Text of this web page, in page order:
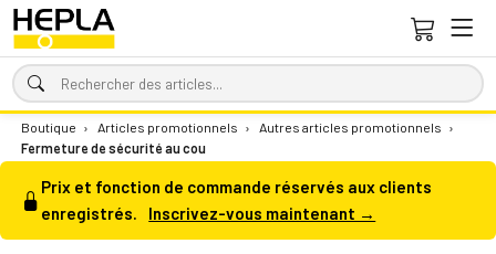
Boutique › Articles promotionnels › Autres articles promotionnels ›
Fermeture de sécurité au cou
Prix et fonction de commande réservés aux clients
enregistrés.
Inscrivez-vous maintenant →